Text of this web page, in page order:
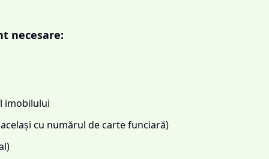
necesare:
imobilului
cu numărul de carte funciară)